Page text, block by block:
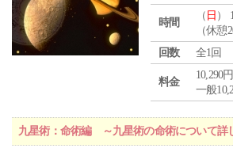
時間
（ 日 ）
（休憩
回数
全1回
料金
10,290円
一般
九星術：命術編 ～九星術の命術について詳